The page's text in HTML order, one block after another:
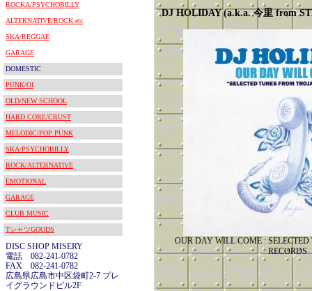
ROCKA/PSYCHOBILLY
ALTERNATIVE/ROCK etc
SKA/REGGAE
GARAGE
DOMESTIC
PUNK/OI
OLD/NEW SCHOOL
HARD CORE/CRUST
MELODIC/POP PUNK
SKA/PSYCHOBILLY
ROCK/ALTERNATIVE
EMOTIONAL
GARAGE
CLUB MUSIC
TシャツGOODS
DISC SHOP MISERY
電話 082-241-0782
FAX 082-241-0782
広島県広島市中区袋町2-7 プレ
イグラウンドビル2F
DJ HOLIDAY (a.k.a. 今里 from
OUR DAY WILL COME :
RECORDS